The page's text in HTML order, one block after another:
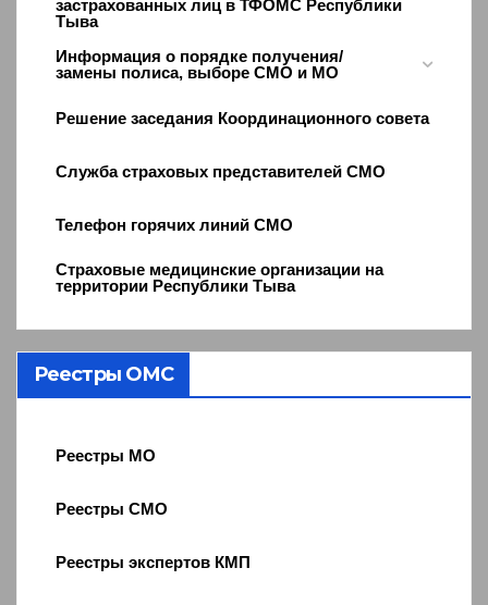
застрахованных лиц в ТФОМС Республики
Тыва
Информация о порядке получения/
замены полиса, выборе СМО и МО
Решение заседания Координационного совета
Служба страховых представителей СМО
Телефон горячих линий СМО
Страховые медицинские организации на
территории Республики Тыва
Реестры ОМС
Реестры МО
Реестры СМО
Реестры экспертов КМП